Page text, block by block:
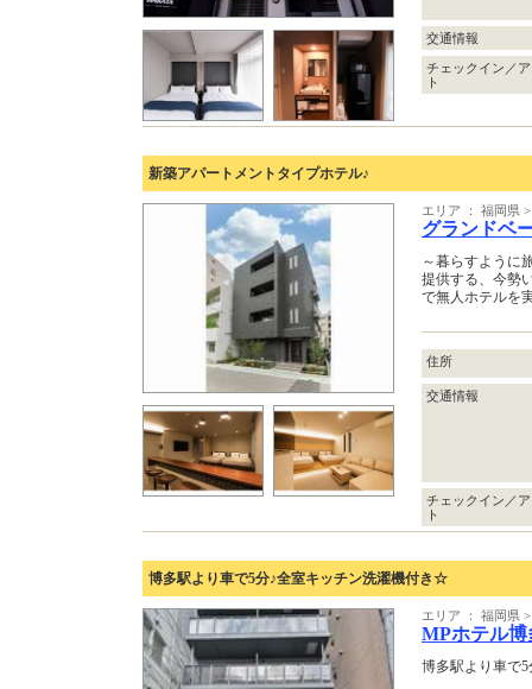
交通情報
チェックイン／
ト
新築アパートメントタイプホテル♪
エリア ： 福岡県
グランドベ
～暮らすように
提供する、今勢
で無人ホテルを
住所
交通情報
チェックイン／
ト
博多駅より車で5分♪全室キッチン洗濯機付き☆
エリア ： 福岡県
MPホテル博
博多駅より車で